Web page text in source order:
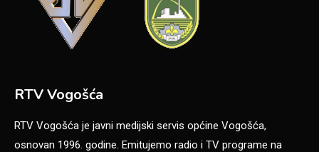
RTV Vogošća
RTV Vogošća je javni medijski servis općine Vogošća,
osnovan 1996. godine. Emitujemo radio i TV programe na